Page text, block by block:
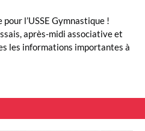
l’USSE Gymnastique !
après-midi associative et
les informations importantes à